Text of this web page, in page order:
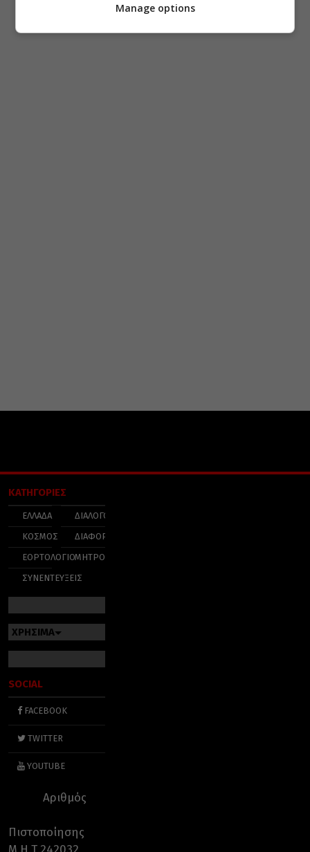
ΚΑΤΗΓΟΡΙΕΣ
ΕΛΛΑΔΑ
ΚΟΣΜΟΣ
ΕΟΡΤΟΛΟΓΙΟ
ΣΥΝΕΝΤΕΥΞΕΙΣ
ΔΙΑΛΟΓΟΣ
ΔΙΑΦΟΡΑ
ΜΗΤΡΟΠΟΛΕΙΣ
ΧΡΗΣΙΜΑ
SOCIAL
FACEBOOK
TWITTER
YOUTUBE
Αριθμός
Πιστοποίησης
Manage options